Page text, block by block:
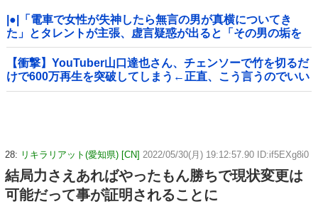
|●|「電車で女性が失神したら無言の男が真横についてき
た」とタレントが主張、虚言疑惑が出ると「その男の垢を
発見した」と追加主張するも……
【衝撃】YouTuber山口達也さん、チェンソーで竹を切るだ
けで600万再生を突破してしまう←正直、こう言うのでいい
んだよなw w w w w w w w
28: リキラリアット(愛知県) [CN] 2022/05/30(月) 19:12:57.90 ID:if5EXg8i0
結局力さえあればやったもん勝ちで現状変更は
可能だって事が証明されることに